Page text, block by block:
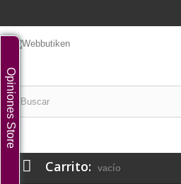
Carrito: vacío
Opiniones Store